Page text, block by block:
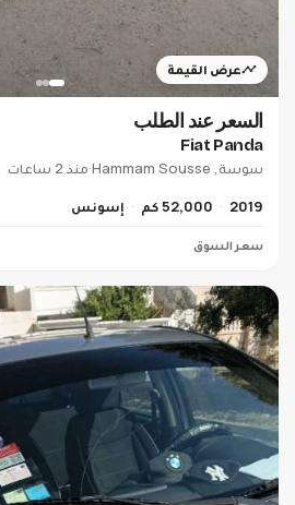
عرض القيمة
السعر عند الطلب
Fiat Panda
سوسة, Hammam Sousse
·منذ 2 ساعات
2019
52,000 كم إسونس
سعر السوق